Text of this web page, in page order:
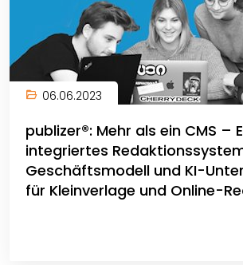
06.06.2023
publizer®: Mehr als ein CMS –
integriertes
Geschäftsmodell und KI-
für Kleinverlage und Online-